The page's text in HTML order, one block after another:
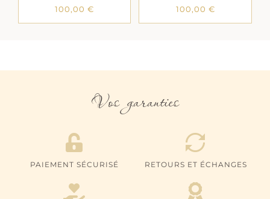
100,00€ 100,00 €
Vos garanties
PAIEMENT SÉCURISÉ RETOURS ET ÉCHANGES